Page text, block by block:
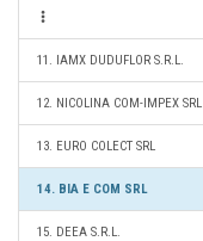
11. IAMX DUDUFLOR S.R.L.
12. NICOLINA COM-IMPEX SRL
13. EURO COLECT SRL
14. BIA E COM SRL
15. DEEA S.R.L.